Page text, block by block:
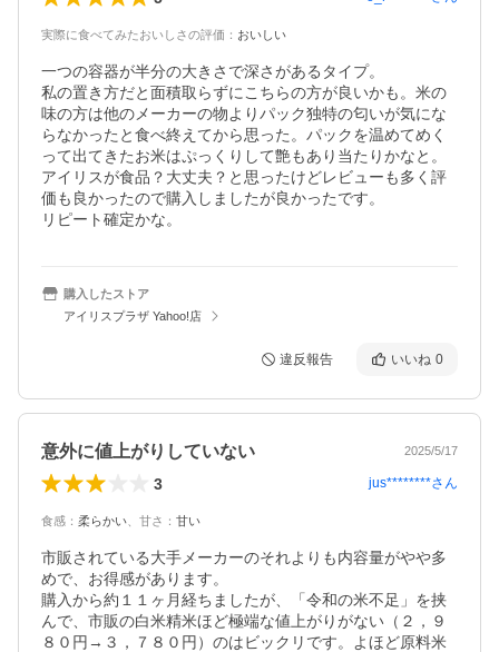
実際に食べてみたおいしさの評価 ： おいしい
一つの容器が半分の大きさで深さがあるタイプ。
私の置き方だと面積取らずにこちらの方が良いかも。米の
味の方は他のメーカーの物よりパック独特の匂いが気にな
らなかったと食べ終えてから思った。パックを温めてめく
って出てきたお米はぷっくりして艶もあり当たりかなと。
アイリスが食品？大丈夫？と思ったけどレビューも多く評
価も良かったので購入しましたが良かったです。
リピート確定かな。
購入したストア
アイリスプラザ Yahoo!店
違反報告 いいね 0
意外に値上がりしていない 2025/5/17
3 jus********さん
食感 ： 柔らかい 甘さ ： 甘い
市販されている大手メーカーのそれよりも内容量がやや多
めで、お得感があります。
購入から約１１ヶ月経ちましたが、「令和の米不足」を挟
んで、市販の白米精米ほど極端な値上がりがない（２，９
８０円→３，７８０円）のはビックリです。よほど原料米